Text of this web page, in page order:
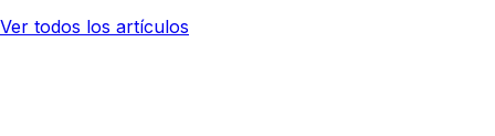
Ver todos los artículos